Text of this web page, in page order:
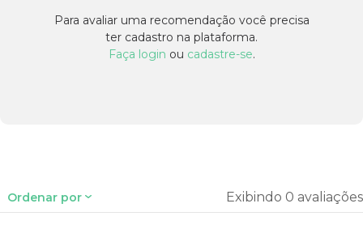
Para avaliar uma recomendação você precisa
ter cadastro na plataforma.
Faça login ou cadastre-se.
Ordenar por Exibindo 0 avaliações